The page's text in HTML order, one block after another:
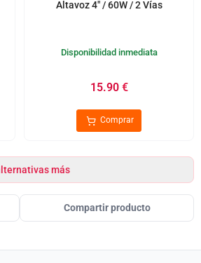
Altavoz 4" / 60W / 2 Vías
Disponibilidad inmediata
15.90€
Comprar
más
Compartir producto